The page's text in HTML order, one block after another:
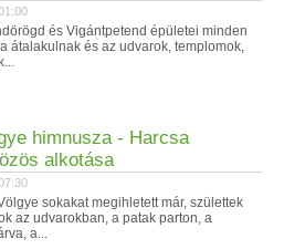
és Vigántpetend épületei minden
átalakulnak és az udvarok, templomok,
himnusza - Harcsa
alkotása
sokakat megihletett már, születtek
az udvarokban, a patak parton, a
a...